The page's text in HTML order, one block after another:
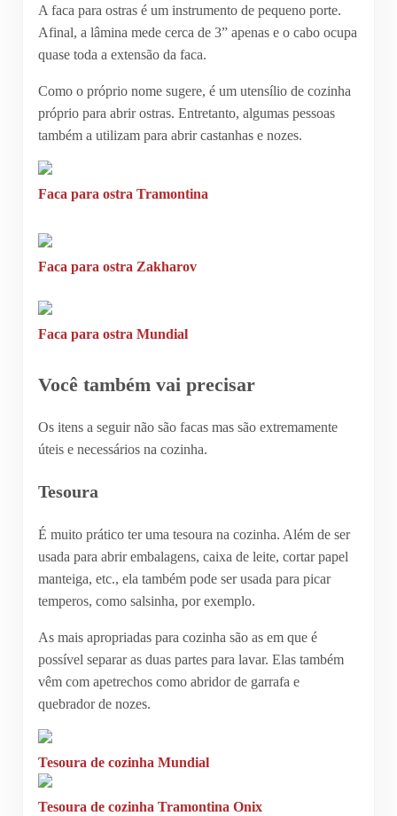
A faca para ostras é um instrumento de pequeno porte.
Afinal, a lâmina mede cerca de 3” apenas e o cabo ocupa
quase toda a extensão da faca.
Como o próprio nome sugere, é um utensílio de cozinha
próprio para abrir ostras. Entretanto, algumas pessoas
também a utilizam para abrir castanhas e nozes.
Faca para ostra Tramontina
Faca para ostra Zakharov
Faca para ostra Mundial
Você também vai precisar
Os itens a seguir não são facas mas são extremamente
úteis e necessários na cozinha.
Tesoura
É muito prático ter uma tesoura na cozinha. Além de ser
usada para abrir embalagens, caixa de leite, cortar papel
manteiga, etc., ela também pode ser usada para picar
temperos, como salsinha, por exemplo.
As mais apropriadas para cozinha são as em que é
possível separar as duas partes para lavar. Elas também
vêm com apetrechos como abridor de garrafa e
quebrador de nozes.
Tesoura de cozinha Mundial
Tesoura de cozinha Tramontina Onix